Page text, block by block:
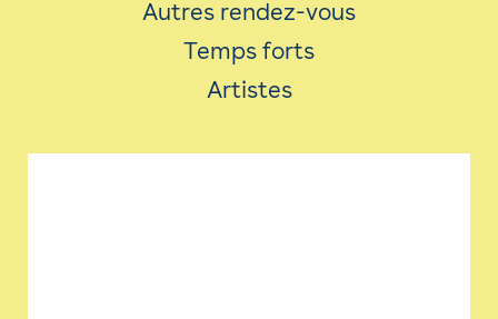
ACCESSIBILITÉ
LES PRODUCTIONS
Saison
Autres rendez-vous
Temps forts
Artistes